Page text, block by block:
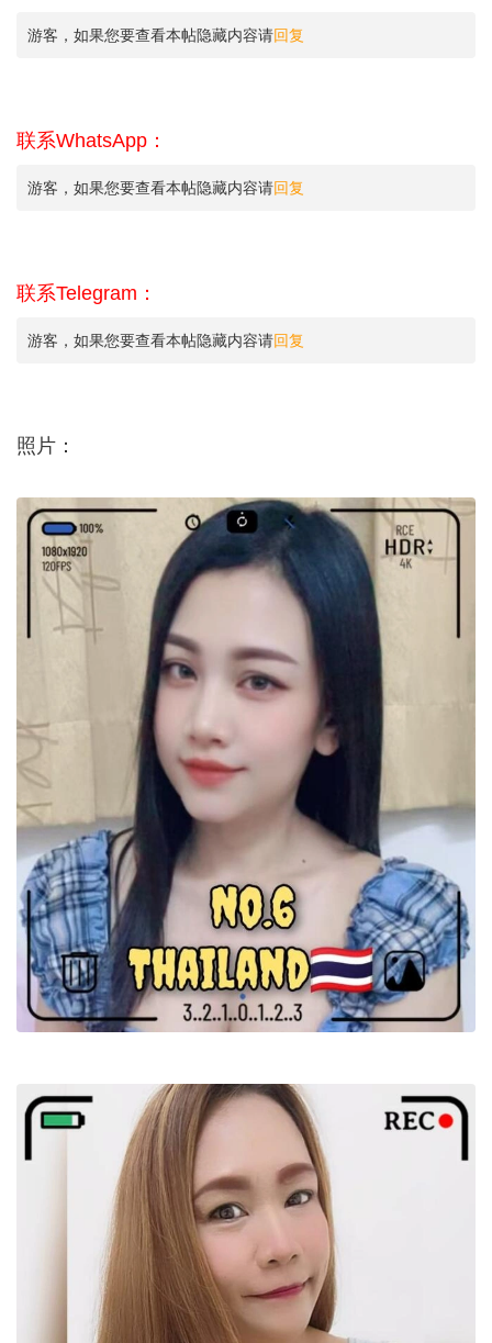
游客，如果您要查看本帖隐藏内容请回复
联系WhatsApp：
游客，如果您要查看本帖隐藏内容请回复
联系Telegram：
游客，如果您要查看本帖隐藏内容请回复
照片：